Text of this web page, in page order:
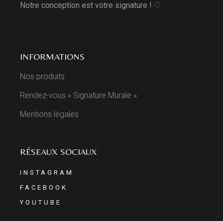
Notre conception est votre signature ! ♡
INFORMATIONS
Nos produits
Rendez-vous « Signature Murale »
Mentions légales
RÉSEAUX SOCIAUX
INSTAGRAM
FACEBOOK
YOUTUBE